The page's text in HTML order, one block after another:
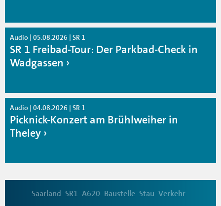
Audio | 05.08.2026 | SR 1
SR 1 Freibad-Tour: Der Parkbad-Check in
Wadgassen
Audio | 04.08.2026 | SR 1
Picknick-Konzert am Brühlweiher in
Theley
Saarland SR1 A620 Baustelle Stau Verkehr